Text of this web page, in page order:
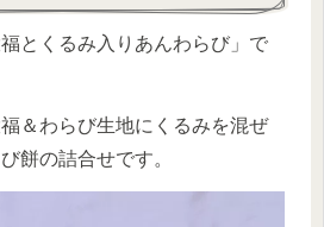
とくるみ入りあんわらび」で
＆わらび生地にくるみを混ぜ
餅の詰合せです。